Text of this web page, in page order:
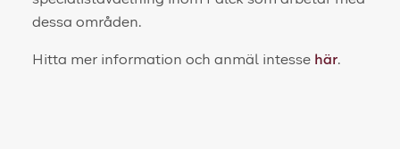
dessa områden.
Hitta mer information och anmäl intesse här.